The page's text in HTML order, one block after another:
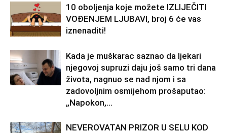
10 oboljenja koje možete IZLIJEČITI
VOĐENJEM LJUBAVI, broj 6 će vas
iznenaditi!
Kada je muškarac saznao da ljekari
njegovoj supruzi daju još samo tri dana
života, nagnuo se nad njom i sa
zadovoljnim osmijehom prošaputao:
„Napokon,...
NEVEROVATAN PRIZOR U SELU KOD